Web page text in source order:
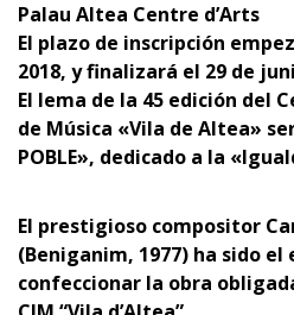
Palau Altea Centre d’Arts
El plazo de inscripción
2018, y finalizará el 29 de
El lema de la 45 edición del
de Música «Vila de Altea»
POBLE», dedicado a la
El prestigioso compositor
(Beniganim, 1977) ha sido el
confeccionar la obra